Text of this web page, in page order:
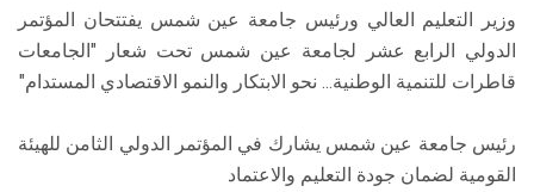
وزير التعليم العالي ورئيس جامعة عين شمس يفتتحان المؤتمر
الدولي الرابع عشر لجامعة عين شمس تحت شعار "الجامعات
قاطرات للتنمية الوطنية… نحو الابتكار والنمو الاقتصادي المستدام"
رئيس جامعة عين شمس يشارك في المؤتمر الدولي الثامن للهيئة
القومية لضمان جودة التعليم والاعتماد